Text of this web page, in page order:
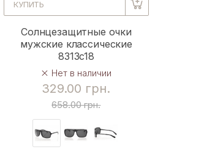
КУПИТЬ
Солнцезащитные очки
мужские классические
8313c18
Нет в наличии
329.00 грн.
658.00 грн.